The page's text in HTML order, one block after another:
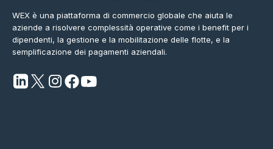
WEX è una piattaforma di commercio globale che aiuta le
aziende a risolvere complessità operative come i benefit per i
dipendenti, la gestione e la mobilitazione delle flotte, e la
semplificazione dei pagamenti aziendali.